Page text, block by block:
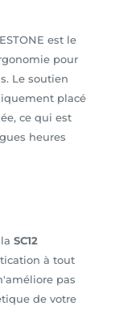
est le
pour
Le soutien
placé
ce qui est
heures
SC12
à tout
pas
de votre